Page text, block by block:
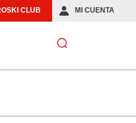
CLUB MI CUENTA